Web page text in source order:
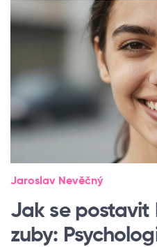
Jaroslav Nevěčný
Jak se postavit
zuby: